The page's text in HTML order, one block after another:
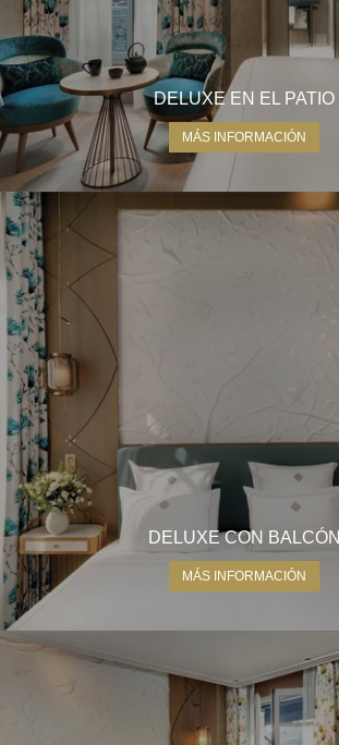
DELUXE EN EL PATIO
MÁS INFORMACIÓN
DELUXE CON BALCÓN
MÁS INFORMACIÓN